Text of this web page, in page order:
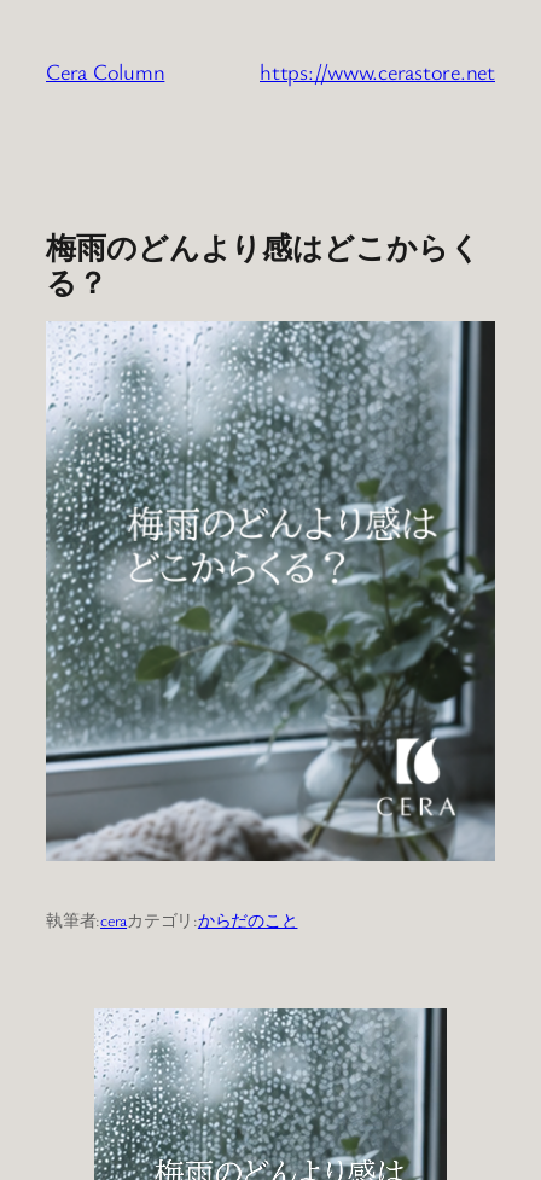
Cera Column https://www.cerastore.net
梅雨のどんより感はどこからく
る？
執筆者:ceraカテゴリ:からだのこと